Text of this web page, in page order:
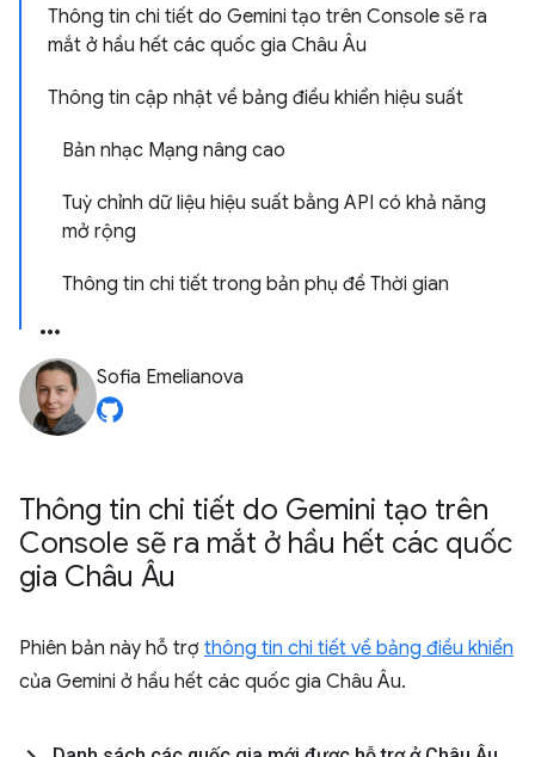
Thông tin chi tiết do Gemini tạo trên Console sẽ ra
mắt ở hầu hết các quốc gia Châu Âu
Thông tin cập nhật về bảng điều khiển hiệu suất
Bản nhạc Mạng nâng cao
Tuỳ chỉnh dữ liệu hiệu suất bằng API có khả năng
mở rộng
Thông tin chi tiết trong bản phụ đề Thời gian
Sofia Emelianova
Thông tin chi tiết do Gemini tạo trên
Console sẽ ra mắt ở hầu hết các quốc
gia Châu Âu
Phiên bản này hỗ trợ thông tin chi tiết về bảng điều khiển
của Gemini ở hầu hết các quốc gia Châu Âu.